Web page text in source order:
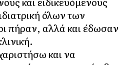
όλων των
πήραν, αλλά και έδωσαν
και να